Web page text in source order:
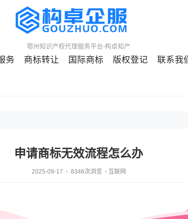
鄂州知识产权代理服务平台-构卓知产
务 商标转让 国际商标 版权登记 联系我
申请商标无效流程怎么办
2025-09-17 8346次浏览 互联网